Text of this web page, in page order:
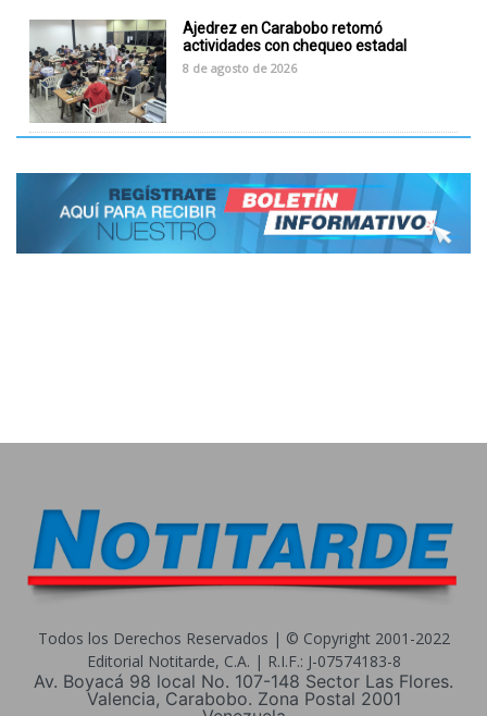
Ajedrez en Carabobo retomó
actividades con chequeo estadal
8 de agosto de 2026
Todos los Derechos Reservados | © Copyright 2001-2022
Editorial Notitarde, C.A. | R.I.F.: J-07574183-8
Av. Boyacá 98 local No. 107-148 Sector Las Flores.
Valencia, Carabobo. Zona Postal 2001